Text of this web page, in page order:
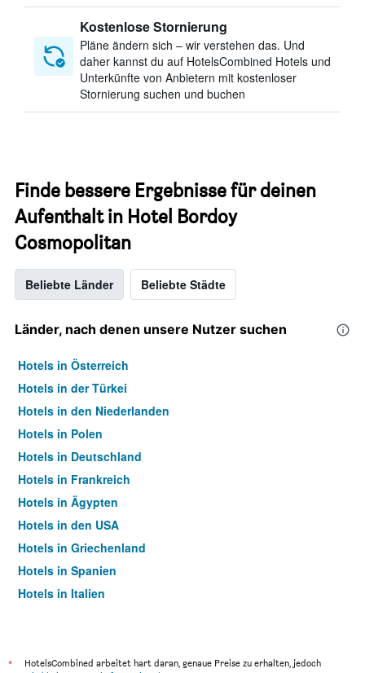
Kostenlose Stornierung
Pläne ändern sich – wir verstehen das. Und
daher kannst du auf HotelsCombined Hotels und
Unterkünfte von Anbietern mit kostenloser
Stornierung suchen und buchen
Finde bessere Ergebnisse für deinen
Aufenthalt in Hotel Bordoy
Cosmopolitan
Beliebte Länder Beliebte Städte
Länder, nach denen unsere Nutzer suchen
Hotels in Österreich
Hotels in der Türkei
Hotels in den Niederlanden
Hotels in Polen
Hotels in Deutschland
Hotels in Frankreich
Hotels in Ägypten
Hotels in den USA
Hotels in Griechenland
Hotels in Spanien
Hotels in Italien
*
HotelsCombined arbeitet hart daran, genaue Preise zu erhalten, jedoch